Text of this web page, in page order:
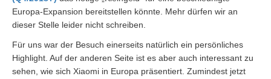
Europa-Expansion bereitstellen könnte. Mehr dürfen wir an
dieser Stelle leider nicht schreiben.
Für uns war der Besuch einerseits natürlich ein persönliches
Highlight. Auf der anderen Seite ist es aber auch interessant zu
sehen, wie sich Xiaomi in Europa präsentiert. Zumindest jetzt